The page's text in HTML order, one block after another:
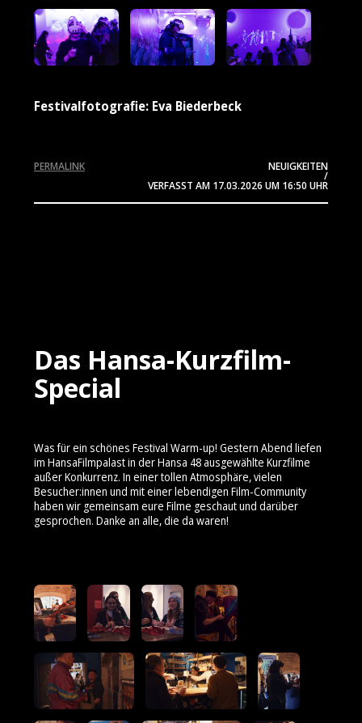
Festivalfotografie: Eva Biederbeck
NEUIGKEITEN
/
VERFASST AM 17.03.2026 UM 16:50 UHR
PERMALINK
Das Hansa-Kurzfilm-
Special
Was für ein schönes Festival Warm-up! Gestern Abend liefen
im HansaFilmpalast in der Hansa 48 ausgewählte Kurzfilme
außer Konkurrenz. In einer tollen Atmosphäre, vielen
Besucher:innen und mit einer lebendigen Film-Community
haben wir gemeinsam eure Filme geschaut und darüber
gesprochen. Danke an alle, die da waren!